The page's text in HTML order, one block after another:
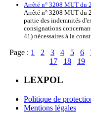
Arrêté n° 3208 MUT du
Arrêté n° 3208 MUT du
partie des indemnités
consignations
41) nécessaires à la
Page : 1 2 3 4 5 6
17
18 19
LEXPOL
Politique de
Mentions légales